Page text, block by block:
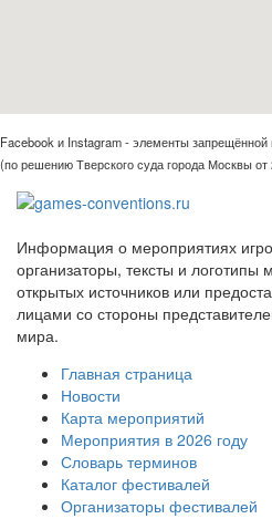
Facebook и Instagram - элементы запрещённой
(по решению Тверского суда города Москвы от
Информация о мероприятиях
организаторы, тексты и логотипы
открытых источников или
лицами со стороны
мира.
Главная страница
Новости
Карта мероприятий
Мероприятия в 2026 году
Словарь терминов
Каталог фестивалей
Организаторы фестивалей